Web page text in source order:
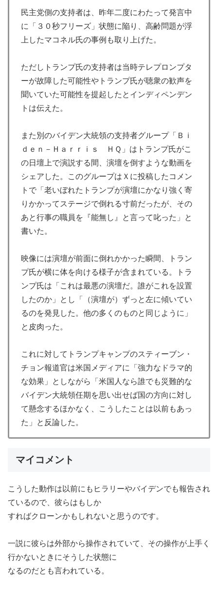
民主党側の支持者は、昨年二度にわたって発言中
に「３０秒フリーズ」状態に陥り、高齢問題が浮
上したマコネル氏の事例も取り上げた。
ただしトランプ氏の支持者は当時テレプロンプタ
ーが故障した可能性やトランプ氏が聴衆の歓声を
聞いていた可能性を提起したとインディペンデン
トは伝えた。
また別のバイデン大統領の支持者グループ「Ｂｉ
ｄｅｎ－Ｈａｒｒｉｓ ＨＱ」はトランプ氏がこ
の日壇上で演説する間、演壇を倒すような動画を
シェアした。このグループはＸに投稿したコメン
トで「老いぼれたトランプが演壇にかなり強く寄
りかかってステージで倒れる寸前だったが、その
あと行事の職員を『能無し』と言って叱った」と
書いた。
映像には演壇が前面に倒れかかった瞬間、トラン
プ氏が横に体を向ける様子が含まれている。トラ
ンプ氏は「これは最悪の演壇だ。誰がこれを設置
したのか」とし「（演壇が）ずっと左に傾いてい
るのを発見した。他の多くのものと同じように」
と皮肉った。
これに対してトランプキャンプのスティーブン・
チョン報道官は米国メディアに「強力なドラマ的
な効果」としながら「米国人なら誰でも災難的な
バイデン大統領任期を思い出せば国の方向に対し
て懸念するほかなく、こうしたことは以前もあっ
た」と反論した。
マイコメント
こうした動作は以前にもヒラリーやバイデンでも報告され
ているので、彼らはもしか
すればクローンかもしれないと思うのです。
一説に彼らは外部から操作されていて、その操作が上手く
行かないときにそうした状態に
なるのだとも言われている。